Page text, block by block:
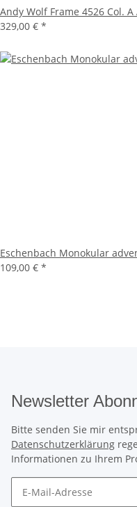
Andy Wolf Frame 4526 Col.
329,00 € *
Eschenbach Monokular
109,00 € *
Newsletter
Bitte senden Sie mir
Datenschutzerklärung
Informationen zu Ihrem